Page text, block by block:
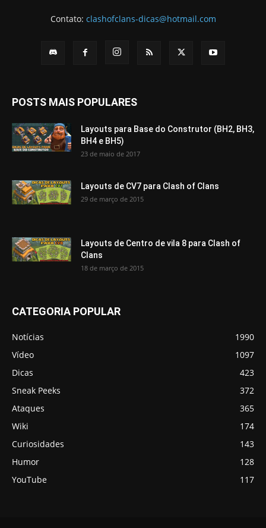
Contato: clashofclans-dicas@hotmail.com
POSTS MAIS POPULARES
Layouts para Base do Construtor (BH2, BH3,
BH4 e BH5)
23 de maio de 2017
Layouts de CV7 para Clash of Clans
29 de março de 2015
Layouts de Centro de vila 8 para Clash of
Clans
18 de março de 2015
CATEGORIA POPULAR
Notícias
1990
Vídeo
1097
Dicas
423
Sneak Peeks
372
Ataques
365
Wiki
174
Curiosidades
143
Humor
128
YouTube
117